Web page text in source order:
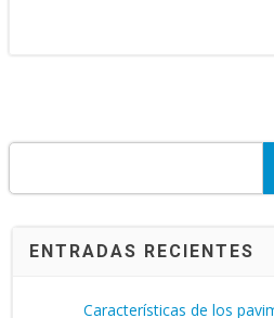
ENTRADAS RECIENTES
Características de los